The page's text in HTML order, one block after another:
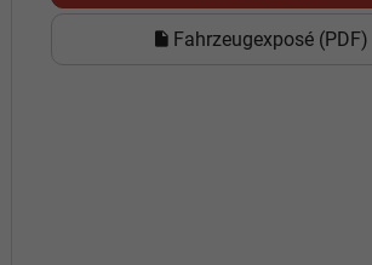
Fahrzeugexposé (PDF)